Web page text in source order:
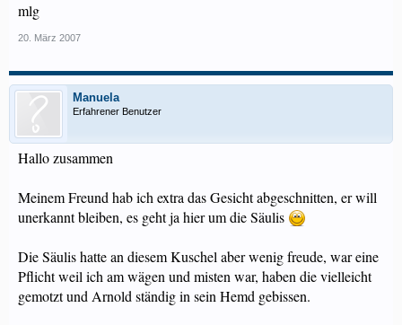
mlg
20. März 2007
Manuela
Erfahrener Benutzer
Hallo zusammen
Meinem Freund hab ich extra das Gesicht abgeschnitten, er will
unerkannt bleiben, es geht ja hier um die Säulis
Die Säulis hatte an diesem Kuschel aber wenig freude, war eine
Pflicht weil ich am wägen und misten war, haben die vielleicht
gemotzt und Arnold ständig in sein Hemd gebissen.